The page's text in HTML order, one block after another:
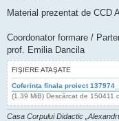
s
Material prezentat de CCD
Coordonator formare /
prof. Emilia Dancila
FIŞIERE ATAŞATE
Coferinta finala proiect
(1.39 MiB) Descărcat de 150411
Casa Corpului Didactic